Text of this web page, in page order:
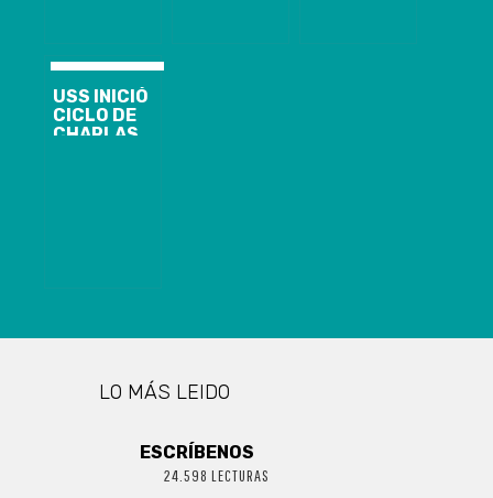
CIENCIA DE LA
UNIVERSIDAD
SAN
SEBASTIÁN
SEDE
USS INICIÓ
CICLO DE
CHARLAS
LO MÁS LEIDO
ESCRÍBENOS
24.598 LECTURAS